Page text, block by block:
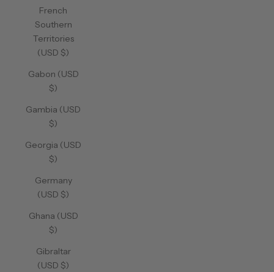
French
Southern
Territories
(USD $)
Gabon (USD
$)
Gambia (USD
$)
Georgia (USD
$)
Germany
(USD $)
Ghana (USD
$)
Gibraltar
(USD $)